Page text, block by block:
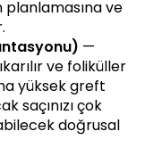
planlamasına ve
—
ve foliküller
yüksek greft
saçınızı çok
doğrusal